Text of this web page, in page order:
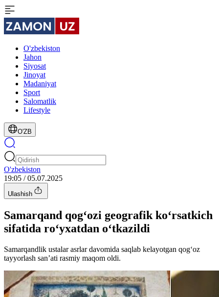
O'zbekiston
Jahon
Siyosat
Jinoyat
Madaniyat
Sport
Salomatlik
Lifestyle
O'ZB
O'zbekiston
19:05 / 05.07.2025
Ulashish
Samarqand qog‘ozi geografik ko‘rsatkich
sifatida ro‘yxatdan o‘tkazildi
Samarqandlik ustalar asrlar davomida saqlab kelayotgan qog‘oz
tayyorlash san’ati rasmiy maqom oldi.